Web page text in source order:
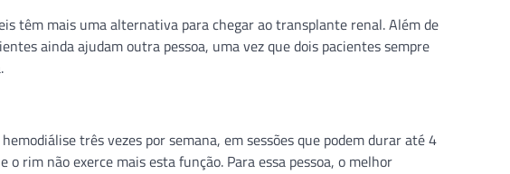
têm mais uma alternativa para chegar ao transplante renal. Além de
ainda ajudam outra pessoa, uma vez que dois pacientes sempre
três vezes por semana, em sessões que podem durar até 4
rim não exerce mais esta função. Para essa pessoa, o melhor